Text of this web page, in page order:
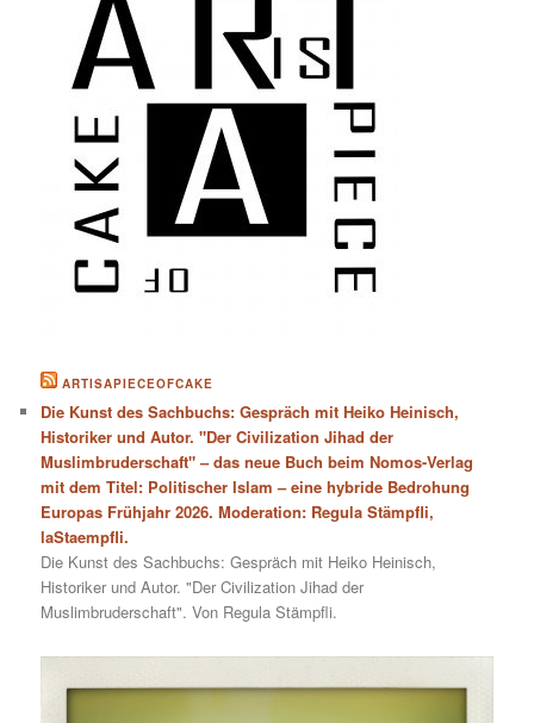
ARTISAPIECEOFCAKE
Die Kunst des Sachbuchs: Gespräch mit Heiko Heinisch,
Historiker und Autor. "Der Civilization Jihad der
Muslimbruderschaft" – das neue Buch beim Nomos-Verlag
mit dem Titel: Politischer Islam – eine hybride Bedrohung
Europas Frühjahr 2026. Moderation: Regula Stämpfli,
laStaempfli.
Die Kunst des Sachbuchs: Gespräch mit Heiko Heinisch,
Historiker und Autor. "Der Civilization Jihad der
Muslimbruderschaft". Von Regula Stämpfli.